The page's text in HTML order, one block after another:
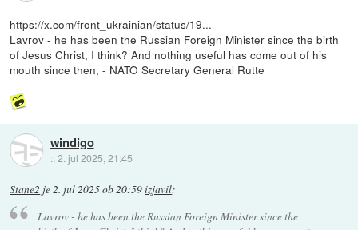
https://x.com/front_ukrainian/status/19...
Lavrov - he has been the Russian Foreign Minister since the birth
of Jesus Christ, I think? And nothing useful has come out of his
mouth since then, - NATO Secretary General Rutte
windigo
::2. jul 2025, 21:45
Stane2 je2. jul 2025 ob 20:59izjavil:
Lavrov - he has been the Russian Foreign Minister since the